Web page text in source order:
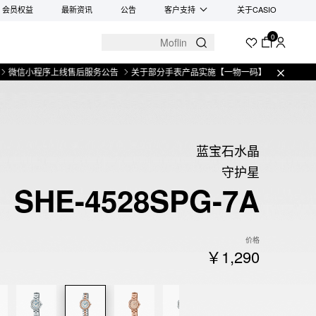
会员权益 最新资讯 公告 客户支持 关于CASIO
0
程序上线售后服务公告 关于部分手表产品实施【一物一码】管理的公告
蓝宝石水晶
守护星
SHE-4528SPG-7A
价格
￥1,290